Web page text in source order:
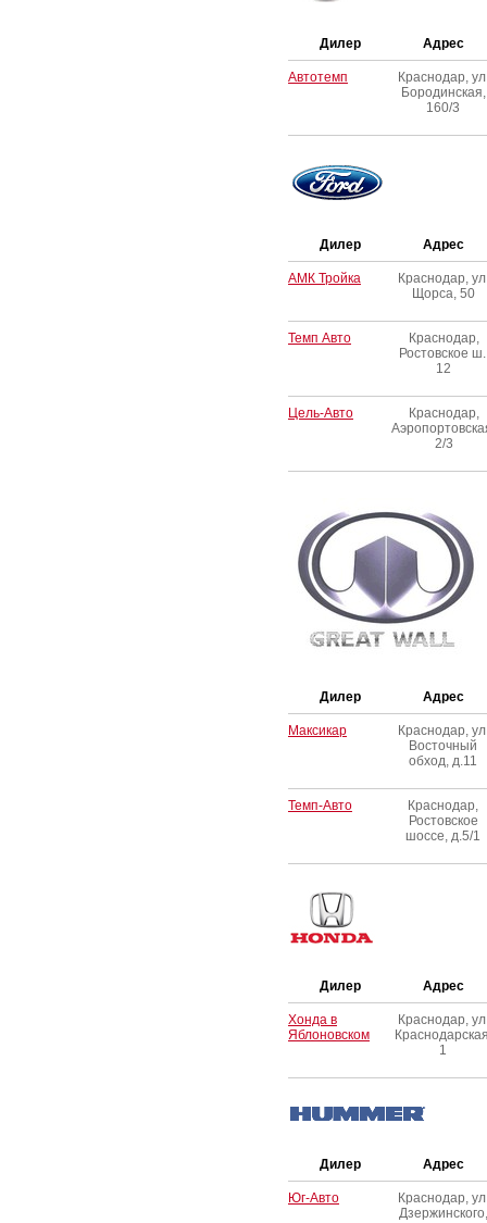
Дилер Адрес
Автотемп
Краснодар,
Бородинская,
160/3
Дилер Адрес
АМК Тройка
Краснодар,
Щорса, 50
Темп Авто
Краснодар,
Ростовское
12
Цель-Авто
Краснодар,
2/3
Дилер Адрес
Максикар
Краснодар,
Восточный
обход, д.11
Темп-Авто
Краснодар,
Ростовское
шоссе, д.5/1
Дилер Адрес
Хонда в
Яблоновском
Краснодар,
1
Дилер Адрес
Юг-Авто
Краснодар,
Дзержинского,